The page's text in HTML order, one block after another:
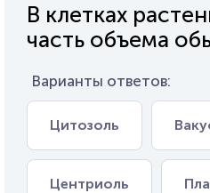
В клетках
часть объема
Варианты ответов:
Цитозоль
Центриоль